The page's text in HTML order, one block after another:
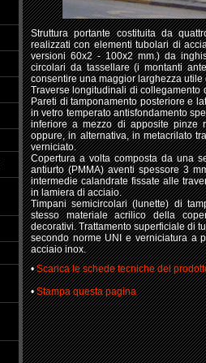
Struttura portante costituita da
realizzati con elementi tubolari di
versioni 60x2 - 100x2 mm.) da
circolari da tassellare (i montanti
consentire una maggior larghezza
Traverse longitudinali di
Pareti di tamponamento posteriore e
in vetro temperato antisfondamento
inferiore a mezzo di apposite pinze
oppure, in alternativa, in metacrilato
verniciato.
Copertura a volta composta da una
antiurto (PMMA) aventi spessore 3
intermedie calandrate fissate alle
in lamiera di acciaio.
Timpani semicircolari (lunette) di
stesso materiale acrilico della
decorativi. Trattamento superficiale di
secondo norme UNI e verniciatura a
acciaio inox.
•Scarica le schede tecniche del
•Stampa questa pagina